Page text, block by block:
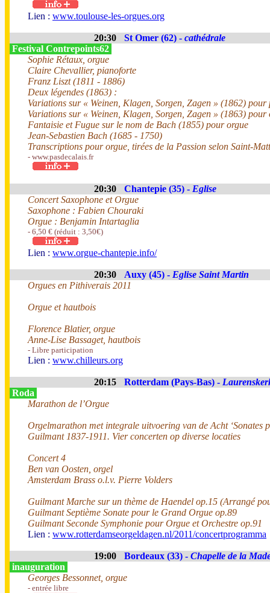
Lien : www.toulouse-les-orgues.org
20:30 St Omer (62) - cathédrale
Festival Contrepoints62
Sophie Rétaux, orgue
Claire Chevallier, pianoforte
Franz Liszt (1811 - 1886)
Deux légendes (1863) :
Variations sur « Weinen, Klagen, Sorgen, Zagen » (1862) pour
Variations sur « Weinen, Klagen, Sorgen, Zagen » (1863) pour
Fantaisie et Fugue sur le nom de Bach (1855) pour orgue
Jean-Sebastien Bach (1685 - 1750)
Transcriptions pour orgue, tirées de la Passion selon Saint-
- www.pasdecalais.fr
20:30 Chantepie (35) - Eglise
Concert Saxophone et Orgue
Saxophone : Fabien Chouraki
Orgue : Benjamin Intartaglia
- 6,50 € (réduit : 3,50€)
Lien : www.orgue-chantepie.info/
20:30 Auxy (45) - Eglise Saint Martin
Orgues en Pithiverais 2011
Orgue et hautbois
Florence Blatier, orgue
Anne-Lise Bassaget, hautbois
- Libre participation
Lien : www.chilleurs.org
20:15 Rotterdam (Pays-Bas) -
Roda
Marathon de l’Orgue
Orgelmarathon met integrale uitvoering van de Acht ‘Sonates
Guilmant 1837-1911. Vier concerten op diverse locaties
Concert 4
Ben van Oosten, orgel
Amsterdam Brass o.l.v. Pierre Volders
Guilmant Marche sur un thème de Haendel op.15 (Arrangé
Guilmant Septième Sonate pour le Grand Orgue op.89
Guilmant Seconde Symphonie pour Orgue et Orchestre op.91
Lien : www.rotterdamseorgeldagen.nl/2011/concertprogramma
19:00 Bordeaux (33) - Chapelle de la
inauguration
Georges Bessonnet, orgue
- entrée libre